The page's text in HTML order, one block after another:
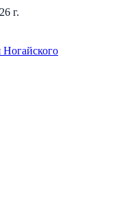
г.